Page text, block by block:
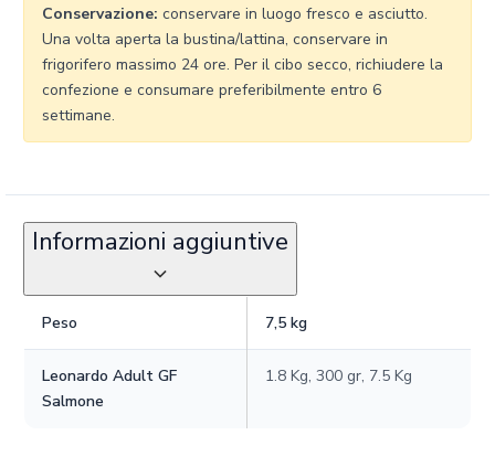
Conservazione: conservare in luogo fresco e asciutto.
Una volta aperta la bustina/lattina, conservare in
frigorifero massimo 24 ore. Per il cibo secco, richiudere la
confezione e consumare preferibilmente entro 6
settimane.
Informazioni aggiuntive
Peso 7,5 kg
Leonardo Adult GF
Salmone
1.8 Kg, 300 gr, 7.5 Kg